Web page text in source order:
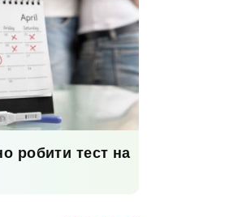
робити тест на